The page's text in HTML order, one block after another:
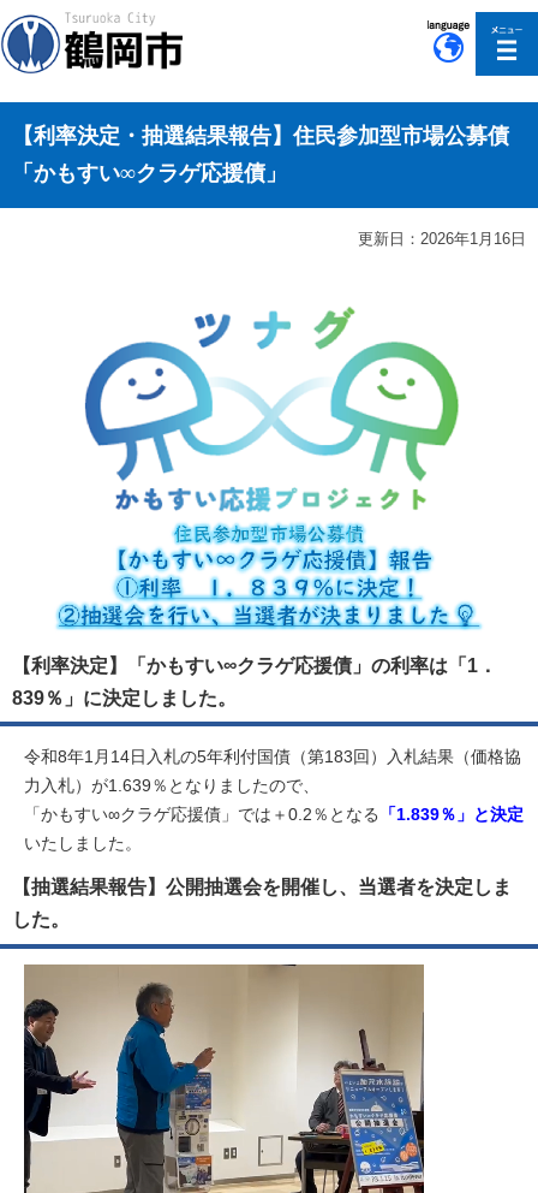
【利率決定・抽選結果報告】住民参加型市場公募債
「かもすい∞クラゲ応援債」
更新日：2026年1月16日
【利率決定】「かもすい∞クラゲ応援債」の利率は「1．
839％」に決定しました。
令和8年1月14日入札の5年利付国債（第183回）入札結果（価格協
力入札）が1.639％となりましたので、
「かもすい∞クラゲ応援債」では＋0.2％となる
「1.839％」と決定
いたしました。
【抽選結果報告】公開抽選会を開催し、当選者を決定しま
した。